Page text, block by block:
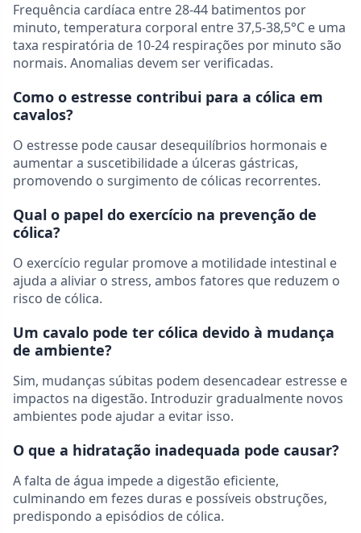
Frequência cardíaca entre 28-44 batimentos por
minuto, temperatura corporal entre 37,5-38,5°C e uma
taxa respiratória de 10-24 respirações por minuto são
normais. Anomalias devem ser verificadas.
Como o estresse contribui para a cólica em
cavalos?
O estresse pode causar desequilíbrios hormonais e
aumentar a suscetibilidade a úlceras gástricas,
promovendo o surgimento de cólicas recorrentes.
Qual o papel do exercício na prevenção de
cólica?
O exercício regular promove a motilidade intestinal e
ajuda a aliviar o stress, ambos fatores que reduzem o
risco de cólica.
Um cavalo pode ter cólica devido à mudança
de ambiente?
Sim, mudanças súbitas podem desencadear estresse e
impactos na digestão. Introduzir gradualmente novos
ambientes pode ajudar a evitar isso.
O que a hidratação inadequada pode causar?
A falta de água impede a digestão eficiente,
culminando em fezes duras e possíveis obstruções,
predispondo a episódios de cólica.